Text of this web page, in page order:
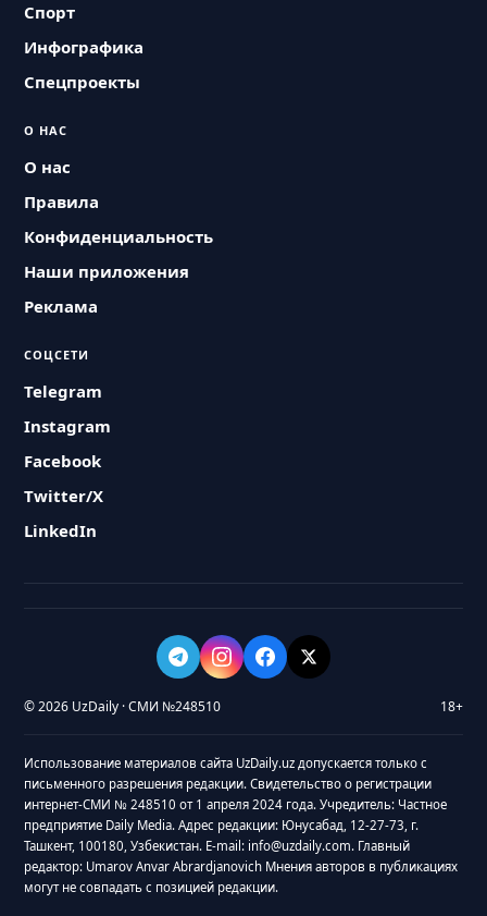
Спорт
Инфографика
Спецпроекты
О НАС
О нас
Правила
Конфиденциальность
Наши приложения
Реклама
СОЦСЕТИ
Telegram
Instagram
Facebook
Twitter/X
LinkedIn
© 2026 UzDaily · СМИ №248510 18+
Использование материалов сайта UzDaily.uz допускается только с
письменного разрешения редакции. Свидетельство о регистрации
интернет-СМИ № 248510 от 1 апреля 2024 года. Учредитель: Частное
предприятие Daily Media. Адрес редакции: Юнусабад, 12-27-73, г.
Ташкент, 100180, Узбекистан. E-mail: info@uzdaily.com. Главный
редактор: Umarov Anvar Abrardjanovich Мнения авторов в публикациях
могут не совпадать с позицией редакции.